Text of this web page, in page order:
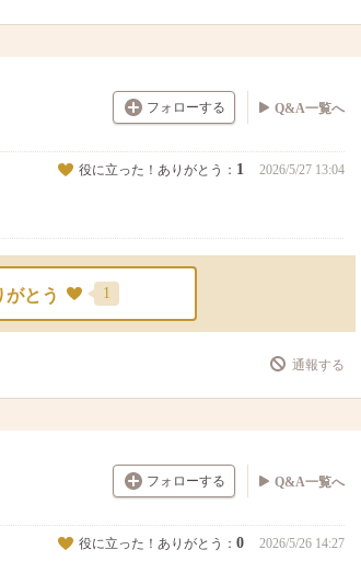
フォローする Q&A一覧へ
役に立った！ありがとう： 1 2026/5/27 13:04
がとう 1
通報する
フォローする Q&A一覧へ
役に立った！ありがとう： 0 2026/5/26 14:27